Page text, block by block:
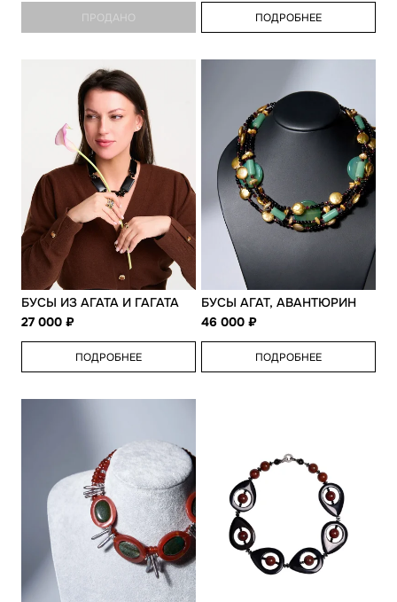
ПРОДАНО ПОДРОБНЕЕ
БУСЫ ИЗ АГАТА И ГАГАТА
27 000
ПОДРОБНЕЕ
БУСЫ АГАТ, АВАНТЮРИН
46 000
ПОДРОБНЕЕ